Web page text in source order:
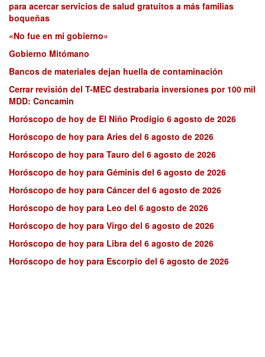
para acercar servicios de salud gratuitos a más familias
boqueñas
«No fue en mi gobierno»
Gobierno Mitómano
Bancos de materiales dejan huella de contaminación
Cerrar revisión del T-MEC destrabaría inversiones por 100 mil
MDD: Concamin
Horóscopo de hoy de El Niño Prodigio 6 agosto de 2026
Horóscopo de hoy para Aries del 6 agosto de 2026
Horóscopo de hoy para Tauro del 6 agosto de 2026
Horóscopo de hoy para Géminis del 6 agosto de 2026
Horóscopo de hoy para Cáncer del 6 agosto de 2026
Horóscopo de hoy para Leo del 6 agosto de 2026
Horóscopo de hoy para Virgo del 6 agosto de 2026
Horóscopo de hoy para Libra del 6 agosto de 2026
Horóscopo de hoy para Escorpio del 6 agosto de 2026